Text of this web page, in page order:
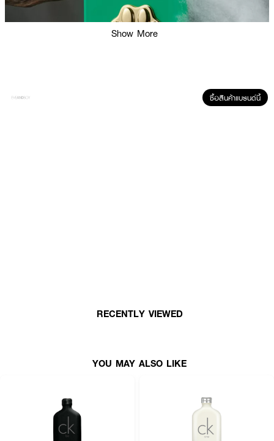
● Alcohol-Free: ปลอดภัยต่อผิวของน้องหมา
Show More
ซื้อสินค้าแบรนด์นี้
RECENTLY VIEWED
YOU MAY ALSO LIKE